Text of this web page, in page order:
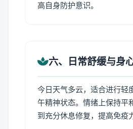
高自身防护意识。
六、日常舒缓与身
今日天气多云，适合进行轻
午精神状态。情绪上保持平
到充分休息修复，提高免疫